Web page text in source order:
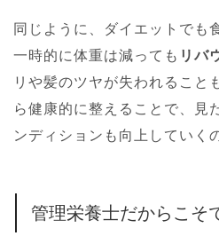
同じように、ダイエットでも
一時的に体重は減っても リバ
リや髪のツヤが失われること
ら健康的に整えることで、見
ンディションも向上していく
管理栄養士だからこそ